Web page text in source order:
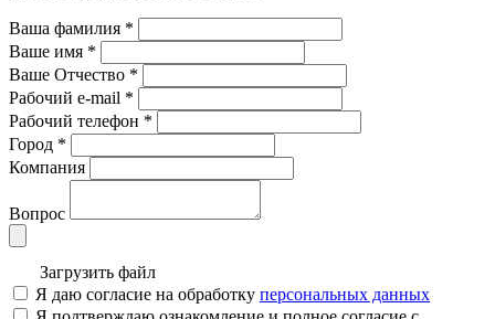
Ваша фамилия *
Ваше имя *
Ваше Отчество *
Рабочий e-mail *
Рабочий телефон *
Город *
Компания
Вопрос
Загрузить файл
Я даю согласие на обработку персональных данных